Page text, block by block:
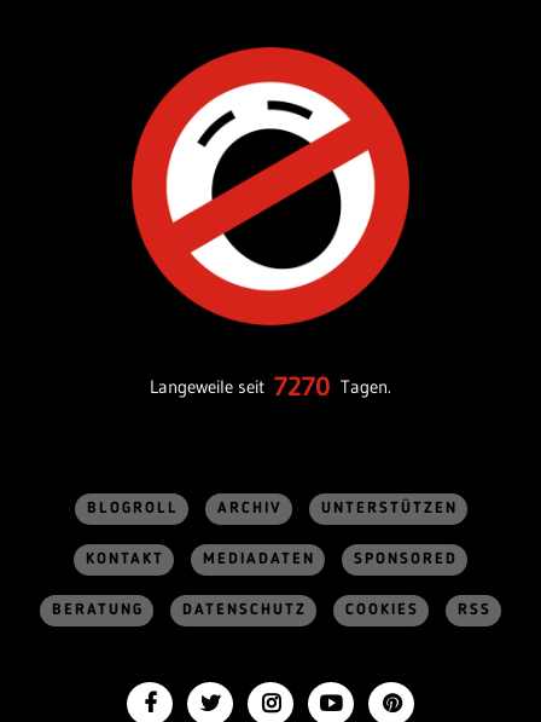
Langeweile seit 7270 Tagen.
BLOGROLL ARCHIV UNTERSTÜTZEN
KONTAKT MEDIADATEN SPONSORED
BERATUNG DATENSCHUTZ COOKIES RSS